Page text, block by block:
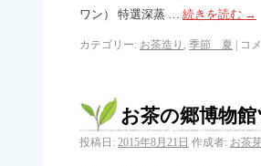
ワン） 特選深蒸 … 続きを読む →
カテゴリー: お茶造り , 季節 夏 コ
お茶の郷博物
投稿日: 2015年8月21日 作成者: お茶